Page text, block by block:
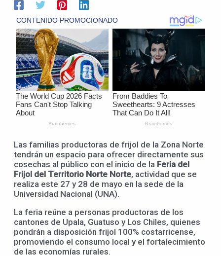
Las familias productoras de frijol de la Zona Norte
tendrán un espacio para ofrecer directamente sus
cosechas al público con el inicio de la Feria del
Frijol del Territorio Norte Norte, actividad que se
realiza este 27 y 28 de mayo en la sede de la
Universidad Nacional (UNA).
La feria reúne a personas productoras de los
cantones de Upala, Guatuso y Los Chiles, quienes
pondrán a disposición frijol 100% costarricense,
promoviendo el consumo local y el fortalecimiento
de las economías rurales.